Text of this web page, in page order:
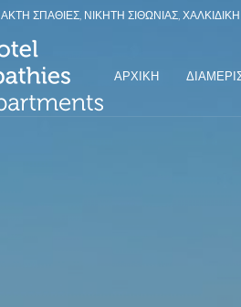
ΑΚΤΗ ΣΠΑΘΙΕΣ, ΝΙΚΗΤΗ ΣΙΘΩΝΙΑΣ,
ΑΡΧΙΚΗ